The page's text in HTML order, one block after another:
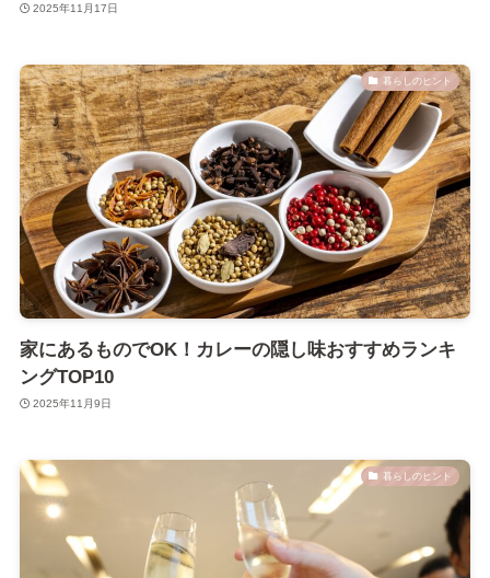
2025年11月17日
暮らしのヒント
家にあるものでOK！カレーの隠し味おすすめランキ
ングTOP10
2025年11月9日
暮らしのヒント